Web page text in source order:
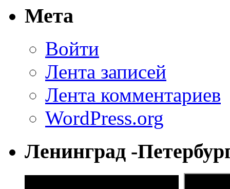
Мета
Войти
Лента записей
Лента комментариев
WordPress.org
Ленинград -